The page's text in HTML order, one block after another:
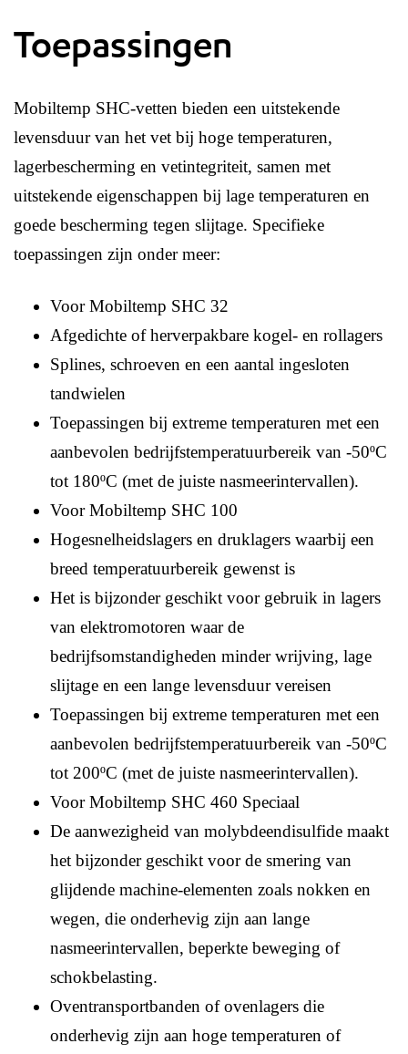
Toepassingen
Mobiltemp SHC-vetten bieden een uitstekende
levensduur van het vet bij hoge temperaturen,
lagerbescherming en vetintegriteit, samen met
uitstekende eigenschappen bij lage temperaturen en
goede bescherming tegen slijtage. Specifieke
toepassingen zijn onder meer:
Voor Mobiltemp SHC 32
Afgedichte of herverpakbare kogel- en rollagers
Splines, schroeven en een aantal ingesloten
tandwielen
Toepassingen bij extreme temperaturen met een
aanbevolen bedrijfstemperatuurbereik van -50ºC
tot 180ºC (met de juiste nasmeerintervallen).
Voor Mobiltemp SHC 100
Hogesnelheidslagers en druklagers waarbij een
breed temperatuurbereik gewenst is
Het is bijzonder geschikt voor gebruik in lagers
van elektromotoren waar de
bedrijfsomstandigheden minder wrijving, lage
slijtage en een lange levensduur vereisen
Toepassingen bij extreme temperaturen met een
aanbevolen bedrijfstemperatuurbereik van -50ºC
tot 200ºC (met de juiste nasmeerintervallen).
Voor Mobiltemp SHC 460 Speciaal
De aanwezigheid van molybdeendisulfide maakt
het bijzonder geschikt voor de smering van
glijdende machine-elementen zoals nokken en
wegen, die onderhevig zijn aan lange
nasmeerintervallen, beperkte beweging of
schokbelasting.
Oventransportbanden of ovenlagers die
onderhevig zijn aan hoge temperaturen of